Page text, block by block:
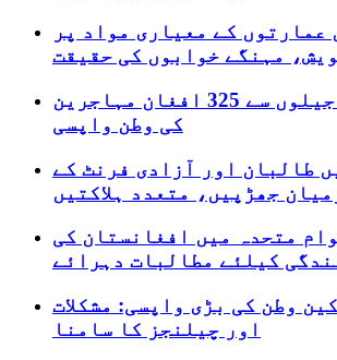
عمارتوں کے معیاری مواد پر
مہنگے خوابوں کی حقیقت
پاکستان کی جیلوں سے 325 افغان مہاجرین
کی وطن واپسی
طالبان اور آزادی فرنٹ کے
جھڑپیں، متعدد ہلاکتیں
متحدہ میں افغانستان کی
کیلئے مطالبات دہرائے
وطن کی بڑی واپسی: مشکلات
اور چیلنجز کا سامنا